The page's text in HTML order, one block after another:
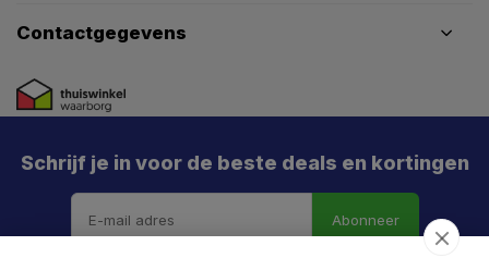
Contactgegevens
Schrijf je in voor de beste deals en kortingen
Abonneer